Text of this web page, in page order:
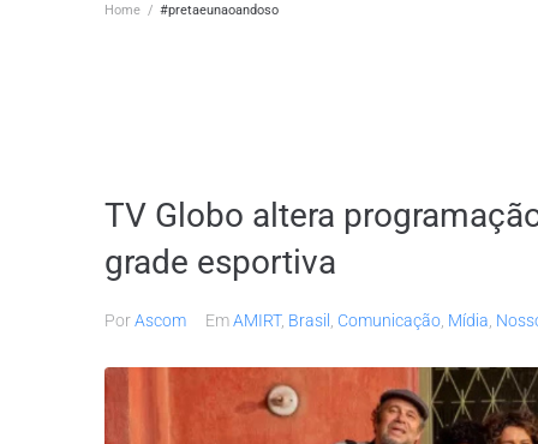
Home / #pretaeunaoandoso
TV Globo altera
grade esportiva
PorAscom EmAMIRT, Brasil Comunicação Mídia